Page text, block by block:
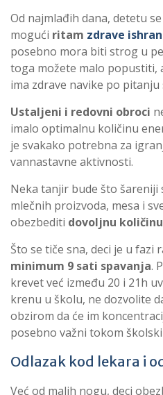
Od najmlađih dana, detetu
mogući ritam zdrave
posebno mora biti strog u
toga možete malo popustiti,
ima zdrave navike po pitanju
Ustaljeni i redovni obroci
imalo optimalnu količinu
je svakako potrebna za
vannastavne aktivnosti.
Neka tanjir bude što šareniji
mlečnih proizvoda, mesa i
obezbediti dovoljnu
Što se tiče sna, deci je u fazi
minimum 9 sati spavanja.
krevet već između 20 i 21h
krenu u školu, ne dozvolite
obzirom da će im
posebno važni tokom
Odlazak kod lekara i
Već od malih nogu, deci